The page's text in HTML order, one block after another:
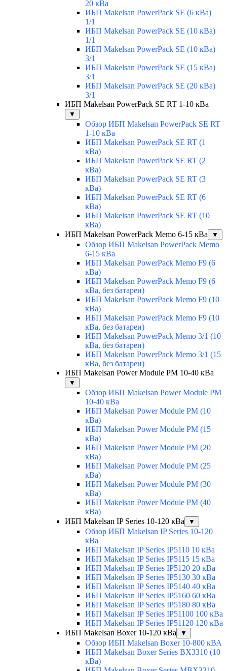
20 кВа
ИБП Makelsan PowerPack SE (6 кВа)
1/1
ИБП Makelsan PowerPack SE (10 кВа)
1/1
ИБП Makelsan PowerPack SE (10 кВа)
3/1
ИБП Makelsan PowerPack SE (15 кВа)
3/1
ИБП Makelsan PowerPack SE (20 кВа)
3/1
ИБП Makelsan PowerPack SE RT 1-10 кВа
▼
Обзор ИБП Makelsan PowerPack SE RT
1-10 кВа
ИБП Makelsan PowerPack SE RT (1
кВа)
ИБП Makelsan PowerPack SE RT (2
кВа)
ИБП Makelsan PowerPack SE RT (3
кВа)
ИБП Makelsan PowerPack SE RT (6
кВа)
ИБП Makelsan PowerPack SE RT (10
кВа)
ИБП Makelsan PowerPack Memo 6-15 кВа
▼
Обзор ИБП Makelsan PowerPack Memo
6-15 кВа
ИБП Makelsan PowerPack Memo F9 (6
кВа)
ИБП Makelsan PowerPack Memo F9 (6
кВа, без батареи)
ИБП Makelsan PowerPack Memo F9 (10
кВа)
ИБП Makelsan PowerPack Memo F9 (10
кВа, без батареи)
ИБП Makelsan PowerPack Memo 3/1 (10
кВа, без батареи)
ИБП Makelsan PowerPack Memo 3/1 (15
кВа, без батареи)
ИБП Makelsan Power Module PM 10-40 кВа
▼
Обзор ИБП Makelsan Power Module PM
10-40 кВа
ИБП Makelsan Power Module PM (10
кВа)
ИБП Makelsan Power Module PM (15
кВа)
ИБП Makelsan Power Module PM (20
кВа)
ИБП Makelsan Power Module PM (25
кВа)
ИБП Makelsan Power Module PM (30
кВа)
ИБП Makelsan Power Module PM (40
кВа)
ИБП Makelsan IP Series 10-120 кВа
▼
Обзор ИБП Makelsan IP Series 10-120
кВа
ИБП Makelsan IP Series IP5110 10 кВа
ИБП Makelsan IP Series IP5115 15 кВа
ИБП Makelsan IP Series IP5120 20 кВа
ИБП Makelsan IP Series IP5130 30 кВа
ИБП Makelsan IP Series IP5140 40 кВа
ИБП Makelsan IP Series IP5160 60 кВа
ИБП Makelsan IP Series IP5180 80 кВа
ИБП Makelsan IP Series IP51100 100 кВа
ИБП Makelsan IP Series IP51120 120 кВа
ИБП Makelsan Boxer 10-120 кВа
▼
Обзор ИБП Makelsan Boxer 10-800 кВА
ИБП Makelsan Boxer Series BX3310 (10
кВа)